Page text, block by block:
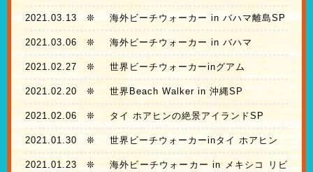
2021.03.13 ❊ 海外ビーチウォーカー in バハマ離島SP
2021.03.06 ❊ 海外ビーチウォーカー in バハマ
2021.02.27 ❊ 世界ビーチウォーカーinグアム
2021.02.20 ❊ 世界Beach Walker in 沖縄SP
2021.02.06 ❊ タイ ホアヒンの絶景アイランドSP
2021.01.30 ❊ 世界ビーチウォーカーinタイ ホアヒン
2021.01.23❊
海外ビーチウォーカー in メキシコ リビ